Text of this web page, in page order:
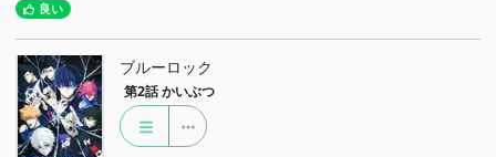
いしか言えませんが、相当細かく練られていると感じます。観てい
雲の描き方が好きで、外の遠目に人物が映るシーンがとても好きで
す（背景が好きです）。
人物の作画も丁寧な線で描かれていると思います。良い絵でしっか
良い
ブルーロック
第2話 かいぶつ